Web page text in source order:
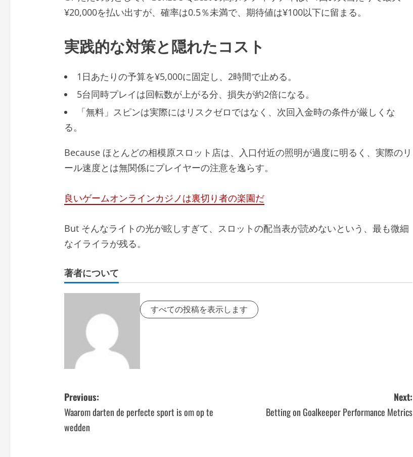
¥20,000を払い出すが、確率は0.5％未満で、期待値は¥100以下に留まる。
実践的な対策と隠れたコスト
1日あたりの予算を¥5,000に固定し、2時間で止める。
5台同時プレイは回転数が上がる分、損失が約2倍になる。
「無料」スピンは実際にはリスクゼロではなく、次回入金時の条件が厳しくな
る。
Because ほとんどの相模原スロット店は、入口付近の照明が過度に明るく、実際のリ
ール速度とは無関係にプレイヤーの注意を逸らす。
良いゲームオンラインカジノは裏切り者の楽園だ
But そんなライトの光が眩しすぎて、スロットの配当表が読めないという、最も微細
なイライラが残る。
著者について
すべての投稿を表示します
P
o
Previous:
Waarom darten de perfecte sport is om op te
wedden
Next:
Betting on Goalkeeper Performance Metrics